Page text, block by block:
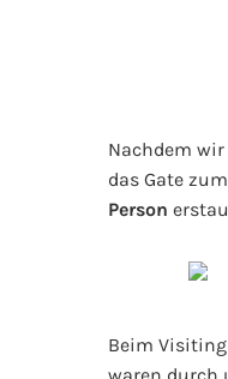
Nachdem
das Gate
Person
Beim